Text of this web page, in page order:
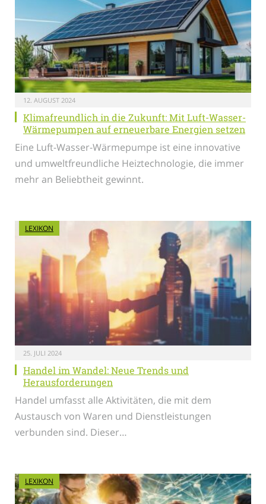
12. AUGUST 2024
Klimafreundlich in die Zukunft: Mit Luft-Wasser-
Wärmepumpen auf erneuerbare Energien setzen
Eine Luft-Wasser-Wärmepumpe ist eine innovative
und umweltfreundliche Heiztechnologie, die immer
mehr an Beliebtheit gewinnt.
LEXIKON
25. JULI 2024
Handel im Wandel: Neue Trends und
Herausforderungen
Handel umfasst alle Aktivitäten, die mit dem
Austausch von Waren und Dienstleistungen
verbunden sind. Dieser…
LEXIKON